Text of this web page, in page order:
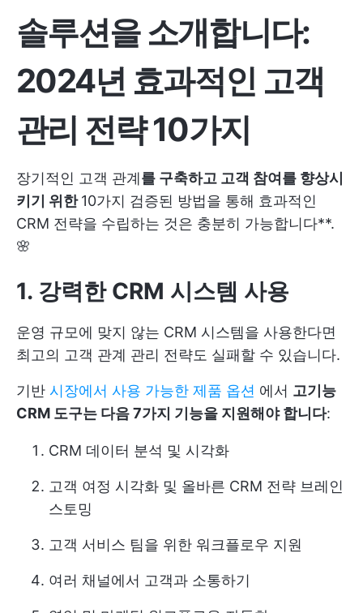
솔루션을 소개합니다:
2024년 효과적인 고객
관리 전략 10가지
장기적인 고객 관계를 구축하고 고객 참여를 향상시
키기 위한10가지 검증된 방법을 통해 효과적인
CRM 전략을 수립하는 것은 충분히 가능합니다**.
🌸
1. 강력한 CRM 시스템 사용
운영 규모에 맞지 않는 CRM 시스템을 사용한다면
최고의 고객 관계 관리 전략도 실패할 수 있습니다.
기반 시장에서 사용 가능한 제품 옵션 에서 고기능
CRM 도구는 다음 7가지 기능을 지원해야 합니다:
CRM 데이터 분석 및 시각화
고객 여정 시각화 및 올바른 CRM 전략 브레인
스토밍
고객 서비스 팀을 위한 워크플로우 지원
여러 채널에서 고객과 소통하기